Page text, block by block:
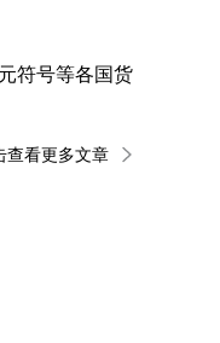
符号等各国货
查看更多文章